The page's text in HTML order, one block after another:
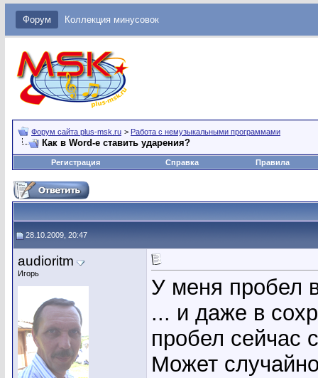
Форум Коллекция минусовок
Форум сайта plus-msk.ru > Работа с немузыкальными программами
Как в Word-e ставить ударения?
Регистрация Справка Правила
28.10.2009, 20:47
audioritm
Игорь
У меня пробел
... и даже в
пробел сейчас
Может